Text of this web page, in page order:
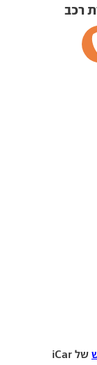
רכב
של iCar